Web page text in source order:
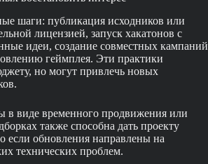
шаги: публикация исходников или
лицензией, запуск хакатонов с
идеи, создание совместных кампаний
геймплея. Эти практики
но могут привлечь новых
в виде временного продвижения или
также способна дать проекту
если обновления направлены на
технических проблем.